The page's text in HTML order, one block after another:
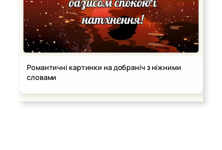
Романтичні картинки на добраніч з ніжними
словами